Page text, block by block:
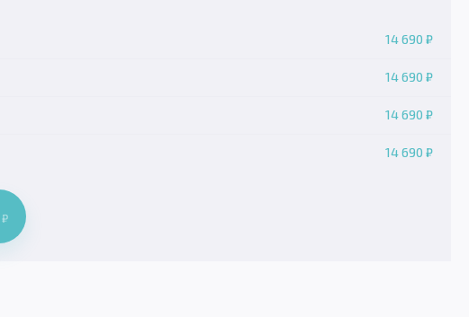
14 690 ₽
14 690 ₽
14 690 ₽
14 690 ₽
₽